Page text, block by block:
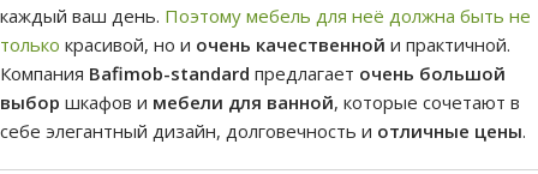
каждый ваш день. Поэтому мебель для неё должна быть не
только красивой, но и очень качественной и практичной.
Компания Bafimob-standard предлагает очень большой
выбор шкафов и мебели для ванной, которые сочетают в
себе элегантный дизайн, долговечность и отличные цены.